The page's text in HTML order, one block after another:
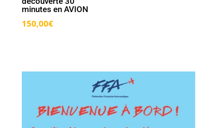
minutes en AVION
150,00€